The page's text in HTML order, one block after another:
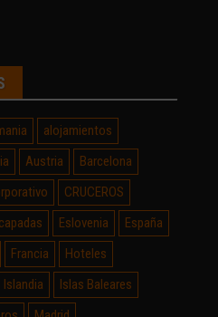
alojamientos
Austria
Barcelona
CRUCEROS
Eslovenia
España
Francia
Hoteles
Islandia
Islas Baleares